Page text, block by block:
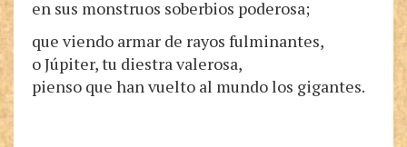
en sus monstruos soberbios poderosa;
que viendo armar de rayos fulminantes,
o Júpiter, tu diestra valerosa,
pienso que han vuelto al mundo los gigantes.